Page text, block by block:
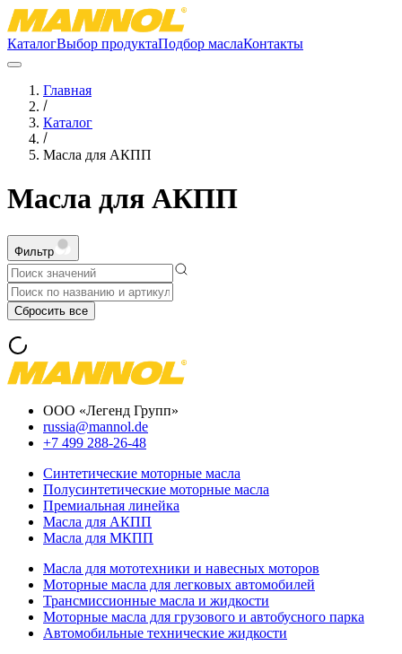
КаталогВыбор продуктаПодбор маслаКонтакты
Главная
Каталог
Масла для АКПП
Масла для АКПП
Фильтр
Сбросить все
ООО «Легенд Групп»
russia@mannol.de
+7 499 288-26-48
Синтетические моторные масла
Полусинтетические моторные масла
Премиальная линейка
Масла для АКПП
Масла для МКПП
Масла для мототехники и навесных моторов
Моторные масла для легковых автомобилей
Трансмиссионные масла и жидкости
Моторные масла для грузового и автобусного парка
Автомобильные технические жидкости